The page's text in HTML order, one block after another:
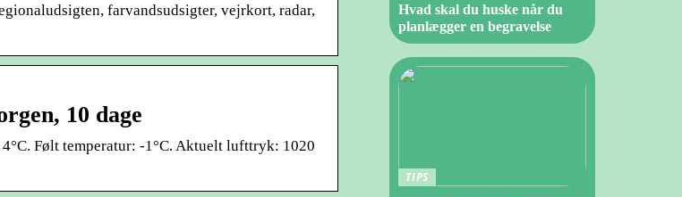
farvandsudsigter, vejrkort, radar,
10 dage
Følt temperatur: -1°C. Aktuelt lufttryk: 1020
Hvad skal du huske når du
planlægger en begravelse
TIPS